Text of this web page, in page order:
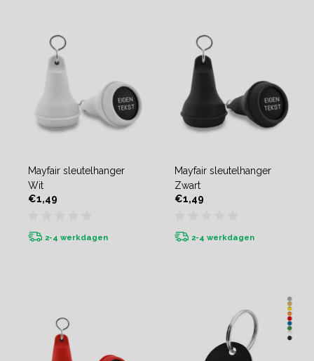
Mayfair sleutelhanger
Wit
€1,49
2-4 werkdagen
Mayfair sleutelhanger
Zwart
€1,49
2-4 werkdagen